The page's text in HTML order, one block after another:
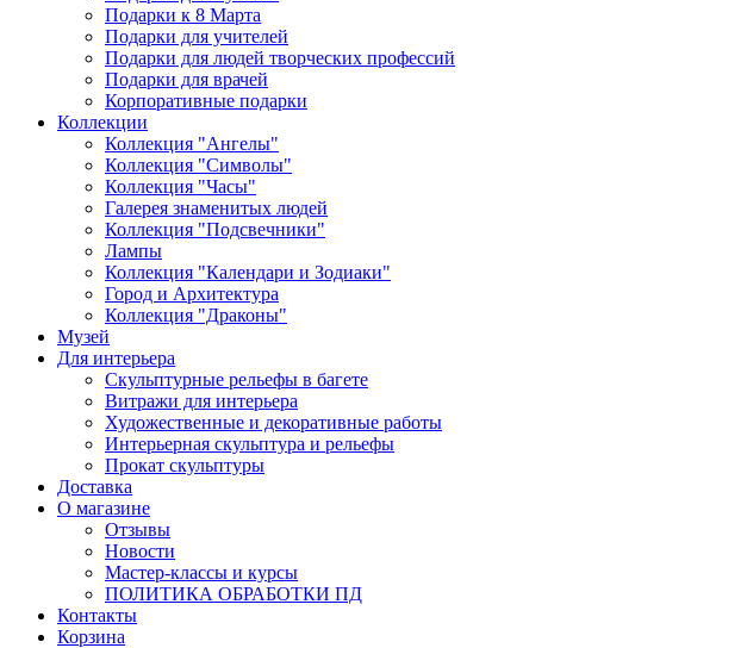
Подарки к 8 Марта
Подарки для учителей
Подарки для людей творческих профессий
Подарки для врачей
Корпоративные подарки
Коллекции
Коллекция "Ангелы"
Коллекция "Символы"
Коллекция "Часы"
Галерея знаменитых людей
Коллекция "Подсвечники"
Лампы
Коллекция "Календари и Зодиаки"
Город и Архитектура
Коллекция "Драконы"
Музей
Для интерьера
Скульптурные рельефы в багете
Витражи для интерьера
Художественные и декоративные работы
Интерьерная скульптура и рельефы
Прокат скульптуры
Доставка
О магазине
Отзывы
Новости
Мастер-классы и курсы
ПОЛИТИКА ОБРАБОТКИ ПД
Контакты
Корзина